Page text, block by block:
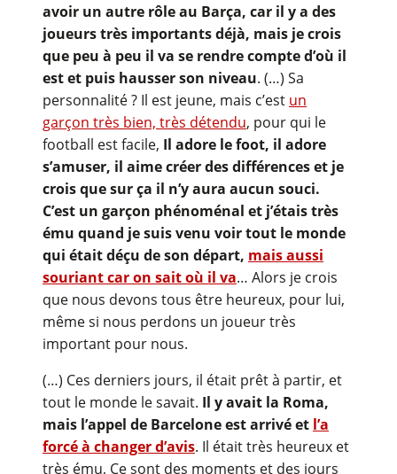
avoir un autre rôle au Barça, car il y a des
joueurs très importants déjà, mais je crois
que peu à peu il va se rendre compte d’où il
est et puis hausser son niveau. (…) Sa
personnalité ? Il est jeune, mais c’est un
garçon très bien, très détendu, pour qui le
football est facile, Il adore le foot, il adore
s’amuser, il aime créer des différences et je
crois que sur ça il n’y aura aucun souci.
C’est un garçon phénoménal et j’étais très
ému quand je suis venu voir tout le monde
qui était déçu de son départ, mais aussi
souriant car on sait où il va… Alors je crois
que nous devons tous être heureux, pour lui,
même si nous perdons un joueur très
important pour nous.
(…) Ces derniers jours, il était prêt à partir, et
tout le monde le savait. Il y avait la Roma,
mais l’appel de Barcelone est arrivé et l’a
forcé à changer d’avis. Il était très heureux et
très ému, Ce sont des moments et des jours